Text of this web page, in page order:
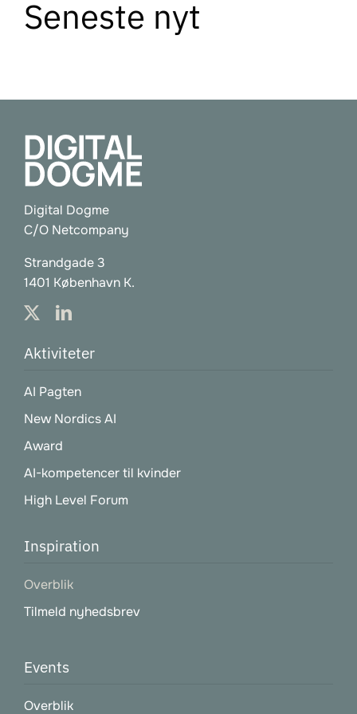
Tilmeld nyhedsbrev
Seneste nyt
Digital Dogme
C/O Netcompany
Strandgade 3
1401 København K.
Aktiviteter
AI Pagten
New Nordics AI
Award
AI-kompetencer til kvinder
High Level Forum
Inspiration
Overblik
Tilmeld nyhedsbrev
Events
Overblik